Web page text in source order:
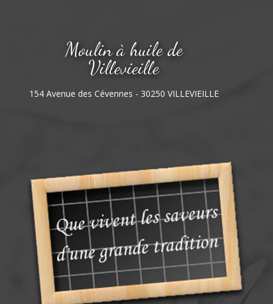
Moulin à huile de
Villevieille
154 Avenue des Cévennes - 30250 VILLEVIEILLE